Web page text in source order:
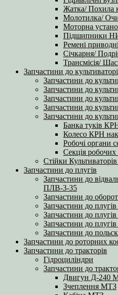
Жатка/ Похила
Молотилка/
Моторна
Підшипники
Ремені приводні
Січкарня/
Трансмісія/
Запчастини до
Запчастини до
Запчастини до
Запчастини до
Запчастини до
Запчастини до
Банка туків
Колесо КРН
Робочі органи
Секція
Стійки
Запчастини до плугів
Запчастини до
ПЛВ-3-35
Запчастини до
Запчастини до
Запчастини до
Запчастини до
Запчастини до
Запчастини до роторних
Запчастини до тракторів
Гідроциліндри
Запчастини до
Двигун Д-240
Зчеплення МТЗ